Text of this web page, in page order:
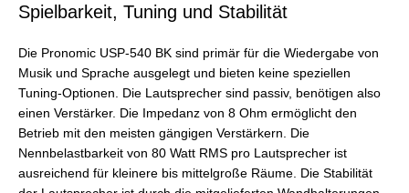
Spielbarkeit, Tuning und Stabilität
Die Pronomic USP-540 BK sind primär für die Wiedergabe von
Musik und Sprache ausgelegt und bieten keine speziellen
Tuning-Optionen. Die Lautsprecher sind passiv, benötigen also
einen Verstärker. Die Impedanz von 8 Ohm ermöglicht den
Betrieb mit den meisten gängigen Verstärkern. Die
Nennbelastbarkeit von 80 Watt RMS pro Lautsprecher ist
ausreichend für kleinere bis mittelgroße Räume. Die Stabilität